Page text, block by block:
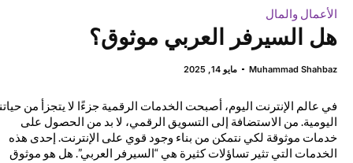
الأعمال والمال
هل السيرفر العربي موثوق؟
Muhammad Shahbaz مايو 14, 2025
في عالم الإنترنت اليوم، أصبحت الخدمات الرقمية جزءًا لا يتجزأ من حياتنا
اليومية. من الاستضافة إلى التسويق الرقمي، لا بد من الحصول على
خدمات موثوقة لكي نتمكن من بناء وجود قوي على الإنترنت. إحدى هذه
الخدمات التي تثير تساؤلات كثيرة هي “السيرفر العربي”. هل هو موثوق